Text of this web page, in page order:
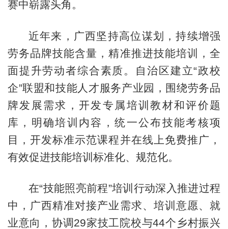
赛中崭露头角。
近年来，广西坚持高位谋划，持续增强
劳务品牌技能含量，精准推进技能培训，全
面提升劳动者综合素质。自治区建立“政校
企”联盟和技能人才服务产业园，围绕劳务品
牌发展需求，开发专属培训教材和评价题
库，明确培训内容，统一公布技能考核项
目，开发标准示范课程并在线上免费推广，
有效促进技能培训标准化、规范化。
在“技能照亮前程”培训行动深入推进过程
中，广西精准对接产业需求、培训意愿、就
业意向，协调29家技工院校与44个乡村振兴